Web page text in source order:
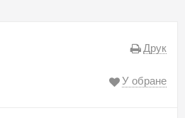
Друк
У обране